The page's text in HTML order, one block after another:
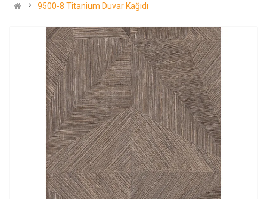
9500-8 Titanium Duvar Kağıdı